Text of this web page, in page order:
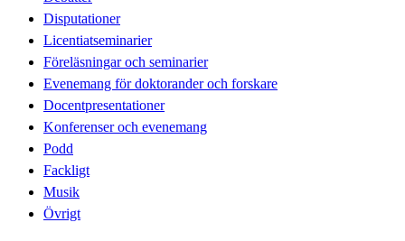
Disputationer
Licentiatseminarier
Föreläsningar och seminarier
Evenemang för doktorander och forskare
Docentpresentationer
Konferenser och evenemang
Podd
Fackligt
Musik
Övrigt